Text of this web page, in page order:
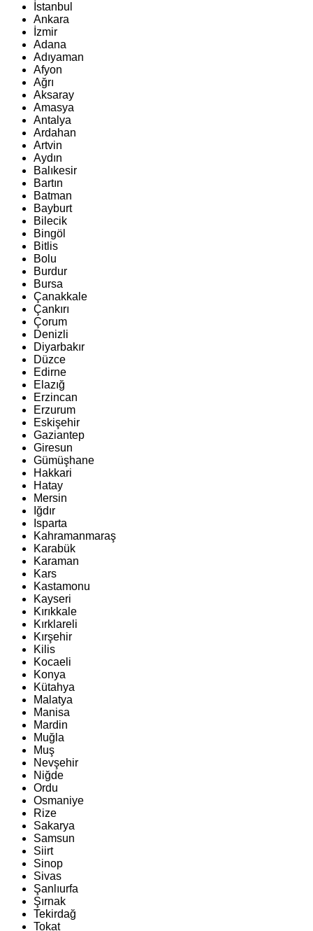
İstanbul
Ankara
İzmir
Adana
Adıyaman
Afyon
Ağrı
Aksaray
Amasya
Antalya
Ardahan
Artvin
Aydın
Balıkesir
Bartın
Batman
Bayburt
Bilecik
Bingöl
Bitlis
Bolu
Burdur
Bursa
Çanakkale
Çankırı
Çorum
Denizli
Diyarbakır
Düzce
Edirne
Elazığ
Erzincan
Erzurum
Eskişehir
Gaziantep
Giresun
Gümüşhane
Hakkari
Hatay
Mersin
Iğdır
Isparta
Kahramanmaraş
Karabük
Karaman
Kars
Kastamonu
Kayseri
Kırıkkale
Kırklareli
Kırşehir
Kilis
Kocaeli
Konya
Kütahya
Malatya
Manisa
Mardin
Muğla
Muş
Nevşehir
Niğde
Ordu
Osmaniye
Rize
Sakarya
Samsun
Siirt
Sinop
Sivas
Şanlıurfa
Şırnak
Tekirdağ
Tokat